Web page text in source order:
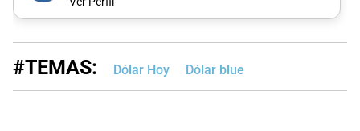
#TEMAS: Dólar Hoy Dólar blue